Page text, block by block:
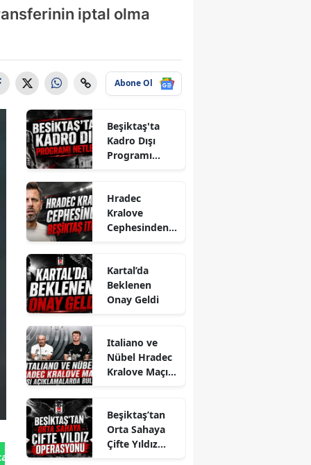
iptal olma
Abone Ol
Gönder
Beşiktaş'ta
Kadro Dışı
Programı
Hradec
Kralove
Cephesinden
Kartal’da
Beklenen
Onay Geldi
Italiano ve
Nübel Hradec
Kralove Maçı
Bulundu
Beşiktaş’tan
Orta Sahaya
Çifte Yıldız